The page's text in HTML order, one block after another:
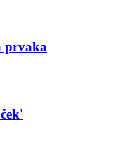
prvaka